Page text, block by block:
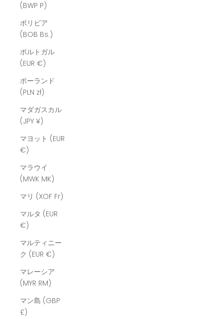
(BWP P)
ボリビア
(BOB Bs.)
ポルトガル
(EUR €)
ポーランド
(PLN zł)
マダガスカル
(JPY ¥)
マヨット (EUR
€)
マラウイ
(MWK MK)
マリ (XOF Fr)
マルタ (EUR
€)
マルティニー
ク (EUR €)
マレーシア
(MYR RM)
マン島 (GBP
£)